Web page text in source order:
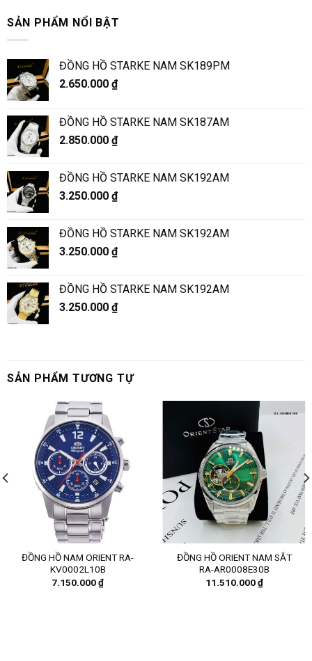
SẢN PHẨM NỔI BẬT
ĐỒNG HỒ STARKE NAM SK189PM
2.650.000 ₫
ĐỒNG HỒ STARKE NAM SK187AM
2.850.000 ₫
ĐỒNG HỒ STARKE NAM SK192AM
3.250.000 ₫
ĐỒNG HỒ STARKE NAM SK192AM
3.250.000 ₫
ĐỒNG HỒ STARKE NAM SK192AM
3.250.000 ₫
SẢN PHẨM TƯƠNG TỰ
ĐỒNG HỒ NAM ORIENT RA-
KV0002L10B
7.150.000₫
ĐỒNG HỒ ORIENT NAM SẮT
RA-AR0008E30B
11.510.000₫